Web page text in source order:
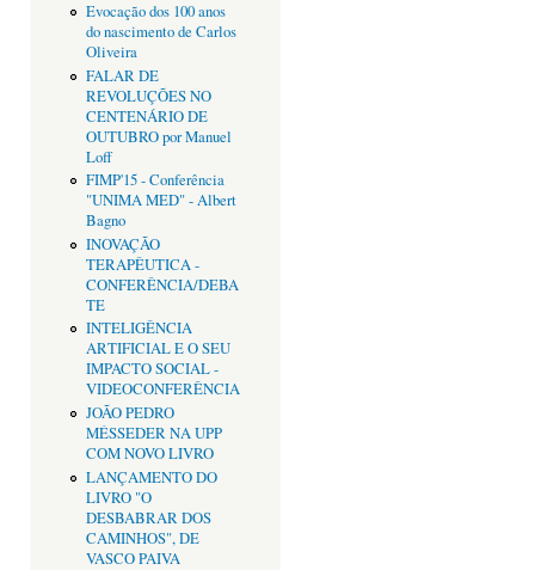
Evocação dos 100 anos
do nascimento de Carlos
Oliveira
FALAR DE
REVOLUÇÕES NO
CENTENÁRIO DE
OUTUBRO por Manuel
Loff
FIMP'15 - Conferência
"UNIMA MED" - Albert
Bagno
INOVAÇÃO
TERAPÊUTICA -
CONFERÊNCIA/DEBA
TE
INTELIGÊNCIA
ARTIFICIAL E O SEU
IMPACTO SOCIAL -
VIDEOCONFERÊNCIA
JOÃO PEDRO
MÉSSEDER NA UPP
COM NOVO LIVRO
LANÇAMENTO DO
LIVRO "O
DESBABRAR DOS
CAMINHOS", DE
VASCO PAIVA